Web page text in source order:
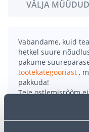
VÄLJA MÜÜDUD
Vabandame, kuid
hetkel suure
pakume
tootekategooriast ,
pakkuda!
Teie ostlemisrõõm
uurimistööd saate
kasutades meie
veelgi